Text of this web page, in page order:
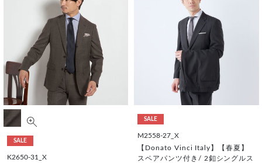
SALE
K2650-31_X
SALE
M2558-27_X
【Donato Vinci Italy】【春夏】
スペアパンツ付き/ 2釦シングルス